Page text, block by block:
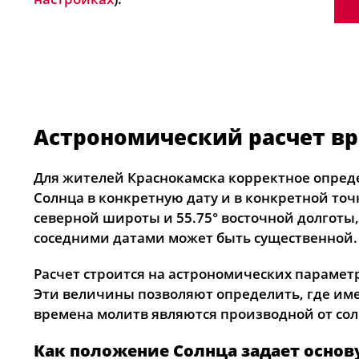
Астрономический расчет
Для жителей Краснокамска корректное
Солнца в конкретную дату и в конкретной
северной широты и 55.75° восточной
соседними датами может быть существенной.
Расчет строится на астрономических
Эти величины позволяют определить, где
времена молитв являются производной от
Как положение Солнца задает